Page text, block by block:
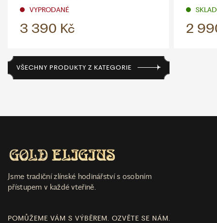
VYPRODANÉ
3 390 Kč 2
VŠECHNY PRODUKTY Z KATEGORIE
Jsme tradiční zlínské hodinářství s osobním
přístupem v každé vteřině.
POMŮŽEME VÁM S VÝBĚREM. OZVĚTE SE NÁM.